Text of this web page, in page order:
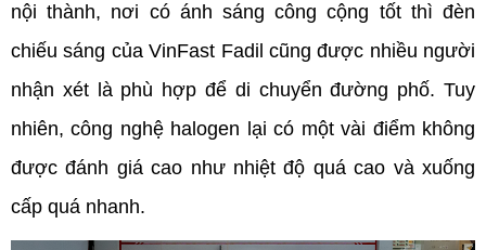
nội thành, nơi có ánh sáng công cộng tốt thì đèn
chiếu sáng của VinFast Fadil cũng được nhiều người
nhận xét là phù hợp để di chuyển đường phố. Tuy
nhiên, công nghệ halogen lại có một vài điểm không
được đánh giá cao như nhiệt độ quá cao và xuống
cấp quá nhanh.